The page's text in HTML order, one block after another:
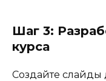
Шаг 3:
курса
Создайте слайды